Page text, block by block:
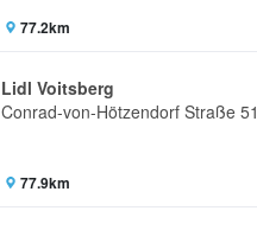
77.2km
Lidl Voitsberg
Conrad-von-Hötzendorf Straße 51
77.9km